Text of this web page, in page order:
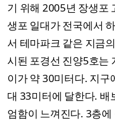
기 위해 2005년 장생포
생포 일대가 전국에서
서 테마파크 같은 지금
시된 포경선 진양5호는
이가 약 30미터다. 지구
대 33미터에 달한다. 배
엄함이 느껴진다. 3층